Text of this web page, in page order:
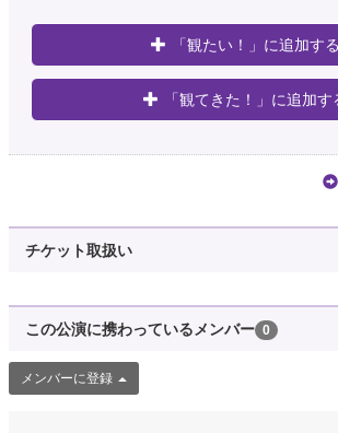
「観たい！」に追加する
「観てきた！」に追加す
チケット取扱い
この公演に携わっているメンバー 0
メンバーに登録